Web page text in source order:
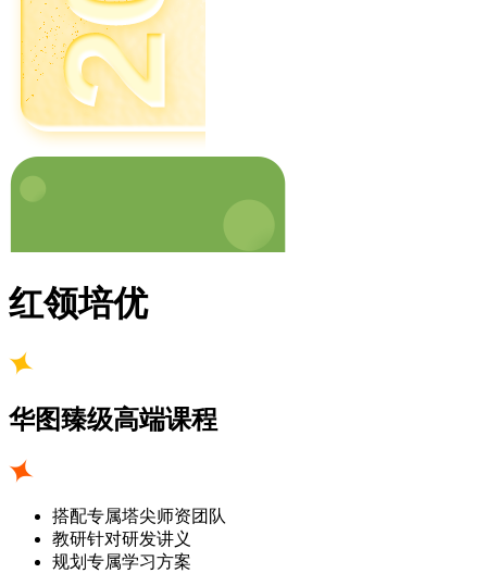
红领培优
华图臻级高端课程
搭配专属塔尖师资团队
教研针对研发讲义
规划专属学习方案